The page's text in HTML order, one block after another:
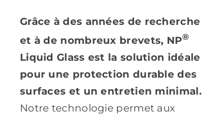
Grâce à des années de recherche
et à de nombreux brevets, NP®
Liquid Glass est la solution idéale
pour une protection durable des
surfaces et un entretien minimal.
Notre technologie permet aux